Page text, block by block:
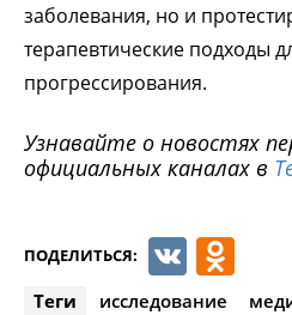
заболевания, но и
терапевтические подходы
прогрессирования.
Узнавайте о новостях
официальных каналах в
ПОДЕЛИТЬСЯ: VK
Теги исследование